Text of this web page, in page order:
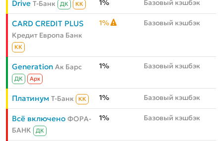
Drive Т-Банк ДК КК 1% Базовый кэшбэк
CARD CREDIT PLUS
Кредит Европа Банк
КК
1% Базовый кэшбэк
Generation Ак Барс
ДК Aрх
1% Базовый кэшбэк
Платинум Т-Банк КК 1% Базовый кэшбэк
Всё включено ФОРА-
БАНК
ДК
1% Базовый кэшбэк